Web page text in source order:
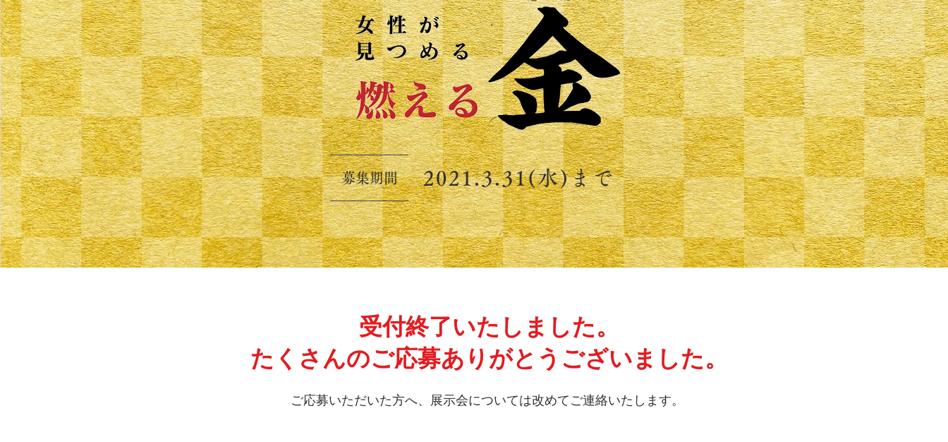
募集期間 2021.3.31(水)まで
受付終了いたしました。
たくさんのご応募ありがとうございました。​
ご応募いただいた方へ、展示会については改めてご連絡いたします。